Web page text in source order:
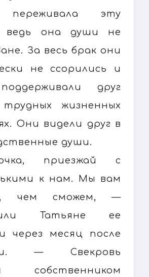
переживала эту
ведь она души не
За весь брак они
не ссорились и
друг
жизненных
Они видели друг в
души.
приезжай с
к нам. Мы вам
чем сможем, —
Татьяне ее
через месяц после
— Свекровь
собственником